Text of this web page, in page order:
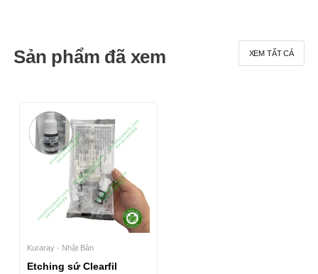
Sản phẩm đã xem XEM TẤT CẢ
Kuraray - Nhật Bản
Etching sứ Clearfil